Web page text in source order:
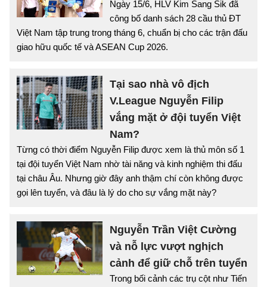
Ngày 15/6, HLV Kim Sang Sik đã
công bố danh sách 28 cầu thủ ĐT
Việt Nam tập trung trong tháng 6, chuẩn bị cho các trận đấu
giao hữu quốc tế và ASEAN Cup 2026.
Tại sao nhà vô địch
V.League Nguyễn Filip
vắng mặt ở đội tuyển Việt
Nam?
Từng có thời điểm Nguyễn Filip được xem là thủ môn số 1
tại đội tuyển Việt Nam nhờ tài năng và kinh nghiệm thi đấu
tại châu Âu. Nhưng giờ đây anh thậm chí còn không được
gọi lên tuyển, và đâu là lý do cho sự vắng mặt này?
Nguyễn Trần Việt Cường
và nỗ lực vượt nghịch
cảnh để giữ chỗ trên tuyển
Trong bối cảnh các trụ cột như Tiến